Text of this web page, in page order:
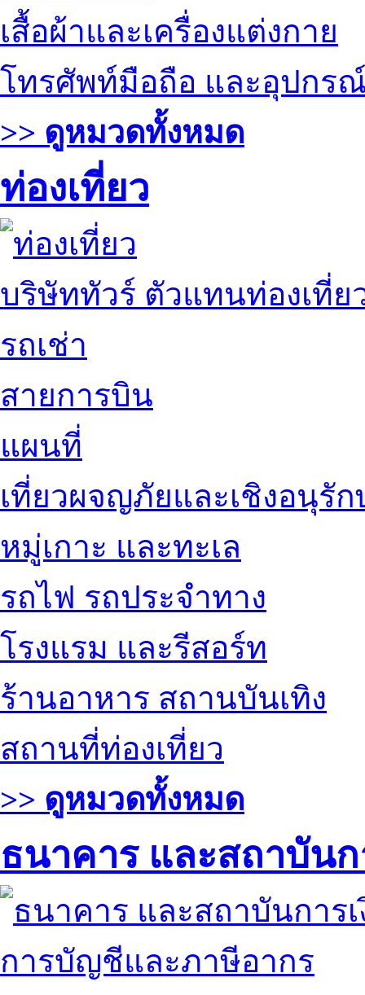
เสื้อผ้าและเครื่องแต่งกาย
โทรศัพท์มือถือ และอุปกร
>> ดูหมวดทั้งหมด
ท่องเที่ยว
บริษัททัวร์ ตัวแทนท่องเที่ย
รถเช่า
สายการบิน
แผนที่
เที่ยวผจญภัยและเชิงอนุรัก
หมู่เกาะ และทะเล
รถไฟ รถประจำทาง
โรงแรม และรีสอร์ท
ร้านอาหาร สถานบันเทิง
สถานที่ท่องเที่ยว
>> ดูหมวดทั้งหมด
ธนาคาร และสถาบันก
การบัญชีและภาษีอากร